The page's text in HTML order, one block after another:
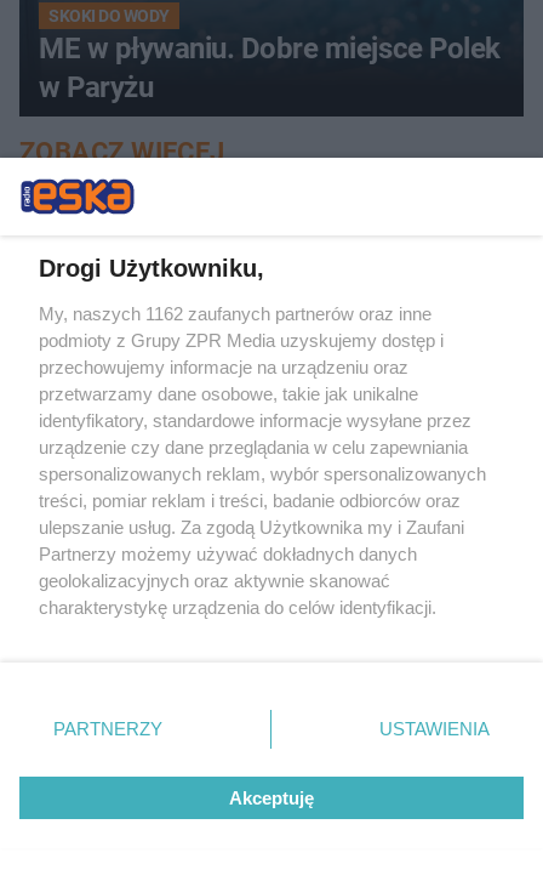
SKOKI DO WODY
ME w pływaniu. Dobre miejsce Polek
w Paryżu
ZOBACZ WIĘCEJ
Drogi Użytkowniku,
My, naszych 1162 zaufanych partnerów oraz inne
podmioty z Grupy ZPR Media uzyskujemy dostęp i
przechowujemy informacje na urządzeniu oraz
przetwarzamy dane osobowe, takie jak unikalne
identyfikatory, standardowe informacje wysyłane przez
urządzenie czy dane przeglądania w celu zapewniania
spersonalizowanych reklam, wybór spersonalizowanych
treści, pomiar reklam i treści, badanie odbiorców oraz
ulepszanie usług. Za zgodą Użytkownika my i Zaufani
Partnerzy możemy używać dokładnych danych
geolokalizacyjnych oraz aktywnie skanować
charakterystykę urządzenia do celów identyfikacji.
zmienić/wycofać klikając przycisk ustawień prywatności
znajdujący się w lewym dolnym rogu strony
rodzaje przetwarzania danych nie wymagają zgody
użytkownika, ale masz prawo sprzeciwić się takiemu
przetwarzaniu. Preferencje będą miały zastosowanie tylko
PARTNERZY USTAWIENIA
Akceptuję